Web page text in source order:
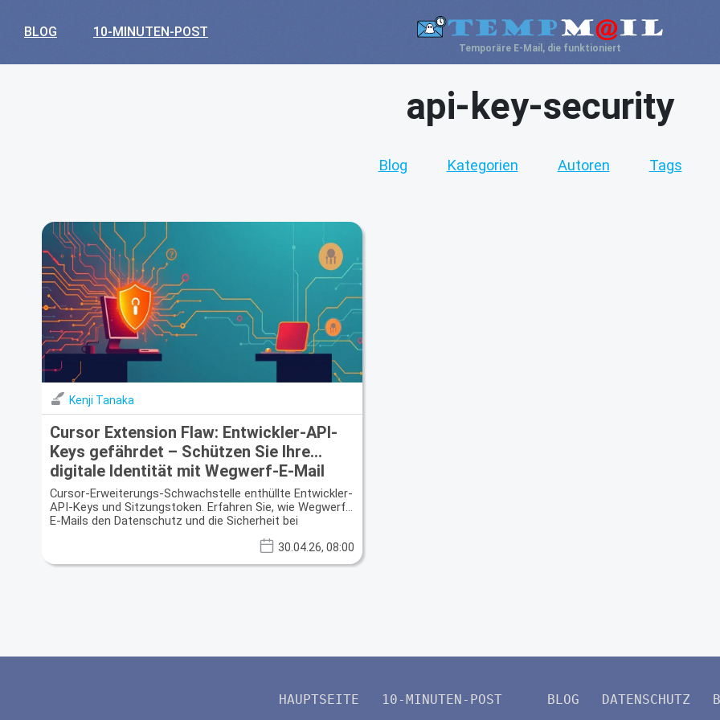
BLOG 10-MINUTEN-POST
Temporäre E-Mail, die funktioniert
api-key-security
Blog Kategorien Autoren Tags
Kenji Tanaka
Cursor Extension Flaw: Entwickler-API-
Keys gefährdet – Schützen Sie Ihre
digitale Identität mit Wegwerf-E-Mail
Cursor-Erweiterungs-Schwachstelle enthüllte Entwickler-
API-Keys und Sitzungstoken. Erfahren Sie, wie Wegwerf-
E-Mails den Datenschutz und die Sicherheit bei
30.04.26, 08:00
HAUPTSEITE 10-MINUTEN-POST BLOG DATENSCHUTZ